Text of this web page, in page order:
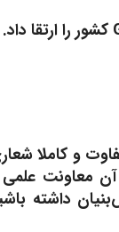
و کاملا
معاونت
ابتدا تصور می‌شد اگر 20 هزار شرکت دانش‌بنیان